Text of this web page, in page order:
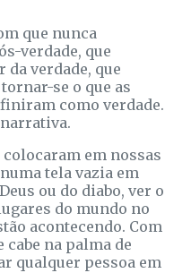
que nunca
verdade, que
verdade, que
se o que as
como verdade.
em nossas
tela vazia em
ou do diabo, ver o
do mundo no
acontecendo. Com
na palma de
qualquer pessoa em